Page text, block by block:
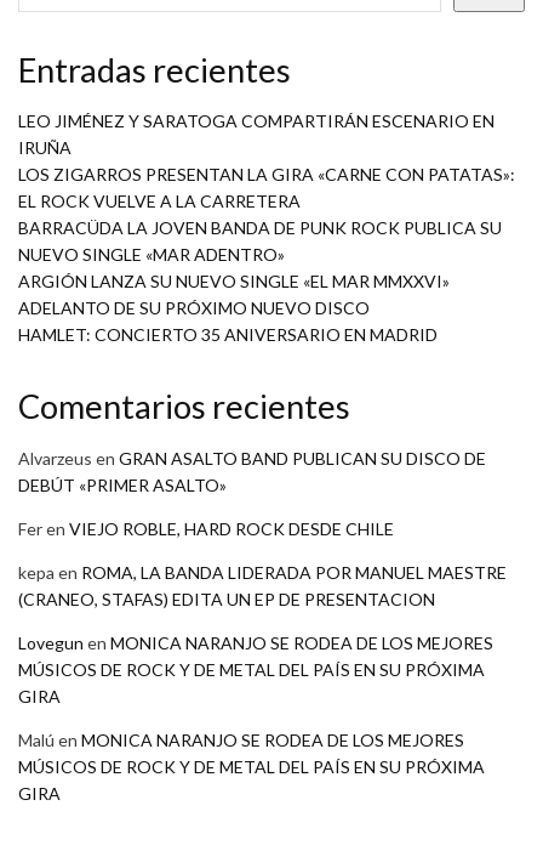
Entradas recientes
LEO JIMÉNEZ Y SARATOGA COMPARTIRÁN ESCENARIO EN
IRUÑA
LOS ZIGARROS PRESENTAN LA GIRA «CARNE CON PATATAS»:
EL ROCK VUELVE A LA CARRETERA
BARRACÜDA LA JOVEN BANDA DE PUNK ROCK PUBLICA SU
NUEVO SINGLE «MAR ADENTRO»
ARGIÓN LANZA SU NUEVO SINGLE «EL MAR MMXXVI»
ADELANTO DE SU PRÓXIMO NUEVO DISCO
HAMLET: CONCIERTO 35 ANIVERSARIO EN MADRID
Comentarios recientes
Alvarzeus en GRAN ASALTO BAND PUBLICAN SU DISCO DE
DEBÚT «PRIMER ASALTO»
Feren VIEJO ROBLE, HARD ROCK DESDE CHILE
kepa en ROMA, LA BANDA LIDERADA POR MANUEL MAESTRE
(CRANEO, STAFAS) EDITA UN EP DE PRESENTACION
Lovegun en MONICA NARANJO SE RODEA DE LOS MEJORES
MÚSICOS DE ROCK Y DE METAL DEL PAÍS EN SU PRÓXIMA
GIRA
Malú en MONICA NARANJO SE RODEA DE LOS MEJORES
MÚSICOS DE ROCK Y DE METAL DEL PAÍS EN SU PRÓXIMA
GIRA